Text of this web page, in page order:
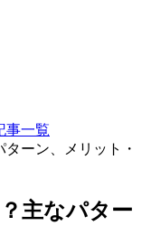
事一覧
ーン、メリット・
主なパター